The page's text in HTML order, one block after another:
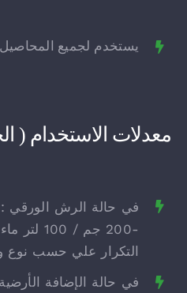
يستخدم لجميع المحاصيل
معدلات الاستخدام (
-200 جم /
التكرار علي حسب